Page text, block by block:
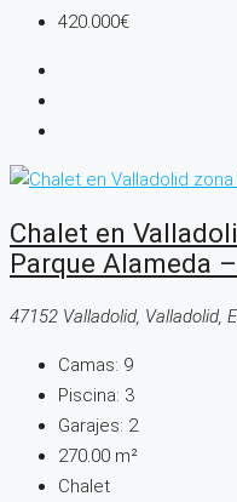
420.000€
Chalet en
Parque Alameda
47152 Valladolid, Valladolid,
Camas: 9
Piscina: 3
Garajes: 2
270.00 m²
Chalet